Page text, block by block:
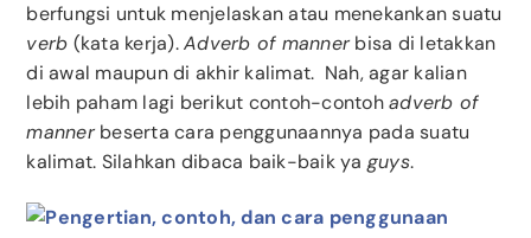
berfungsi untuk menjelaskan atau menekankan suatu
verb (kata kerja).Adverb of mannerbisa di letakkan
di awal maupun di akhir kalimat. Nah, agar kalian
lebih paham lagi berikut contoh-contohadverb of
mannerbeserta cara penggunaannya pada suatu
kalimat. Silahkan dibaca baik-baik yaguys.